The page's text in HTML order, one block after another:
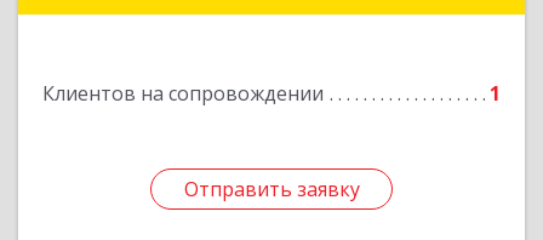
Клиентов на сопровождении 1
Отправить заявку
Отправить заявку